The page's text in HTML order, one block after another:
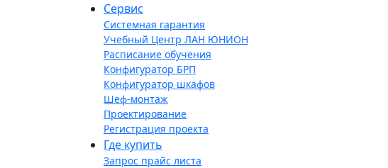
Сервис
Системная гарантия
Учебный Центр ЛАН ЮНИОН
Расписание обучения
Конфигуратор БРП
Конфигуратор шкафов
Шеф-монтаж
Проектирование
Регистрация проекта
Где купить
Запрос прайс листа